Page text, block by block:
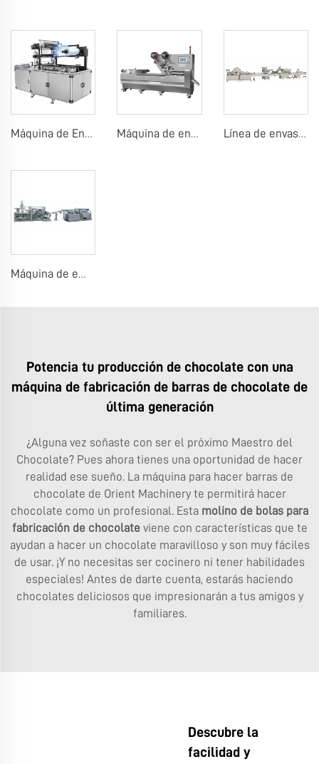
Máquina de Envoltura con Celofán Máquina de envasado de almohadillas de caramelos, chicle o chocolate Línea de envasado por conteo de chicles o caramelos en tableta
Máquina de embalaje de blísteres de chicles
Potencia tu producción de chocolate con una
máquina de fabricación de barras de chocolate de
última generación
¿Alguna vez soñaste con ser el próximo Maestro del
Chocolate? Pues ahora tienes una oportunidad de hacer
realidad ese sueño. La máquina para hacer barras de
chocolate de Orient Machinery te permitirá hacer
chocolate como un profesional. Esta molino de bolas para
fabricación de chocolate viene con características que te
ayudan a hacer un chocolate maravilloso y son muy fáciles
de usar. ¡Y no necesitas ser cocinero ni tener habilidades
especiales! Antes de darte cuenta, estarás haciendo
chocolates deliciosos que impresionarán a tus amigos y
familiares.
Descubre la
facilidad y